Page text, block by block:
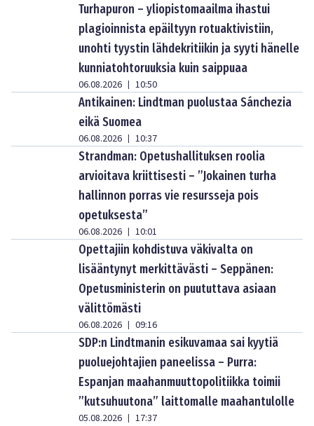
Turhapuron – yliopistomaailma ihastui
plagioinnista epäiltyyn rotuaktivistiin,
unohti tyystin lähdekritiikin ja syyti hänelle
kunniatohtoruuksia kuin saippuaa
06.08.2026 | 10:50
Antikainen: Lindtman puolustaa Sánchezia
eikä Suomea
06.08.2026 | 10:37
Strandman: Opetushallituksen roolia
arvioitava kriittisesti – ”Jokainen turha
hallinnon porras vie resursseja pois
opetuksesta”
06.08.2026 | 10:01
Opettajiin kohdistuva väkivalta on
lisääntynyt merkittävästi – Seppänen:
Opetusministerin on puututtava asiaan
välittömästi
06.08.2026 | 09:16
SDP:n Lindtmanin esikuvamaa sai kyytiä
puoluejohtajien paneelissa – Purra:
Espanjan maahanmuuttopolitiikka toimii
”kutsuhuutona” laittomalle maahantulolle
05.08.2026 | 17:37